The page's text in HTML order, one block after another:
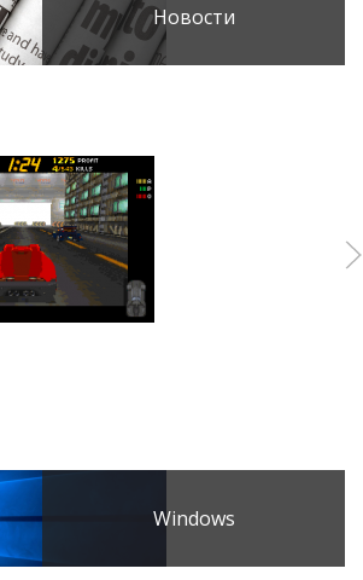
Новости
Windows